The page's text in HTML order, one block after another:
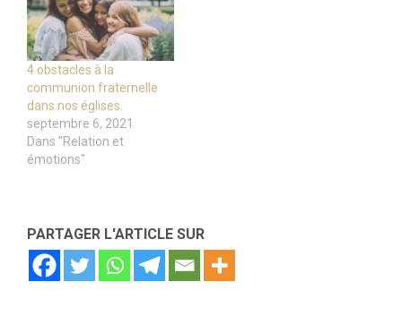
4 obstacles à la
communion fraternelle
dans nos églises.
septembre 6, 2021
Dans "Relation et
émotions"
PARTAGER L'ARTICLE SUR